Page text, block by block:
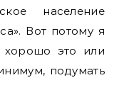
население
Вот потому я
это или
подумать